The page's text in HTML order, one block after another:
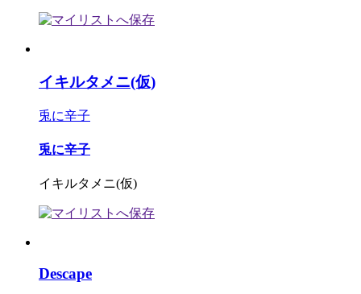
イキルタメニ(仮)
兎に辛子
兎に辛子
イキルタメニ(仮)
Descape